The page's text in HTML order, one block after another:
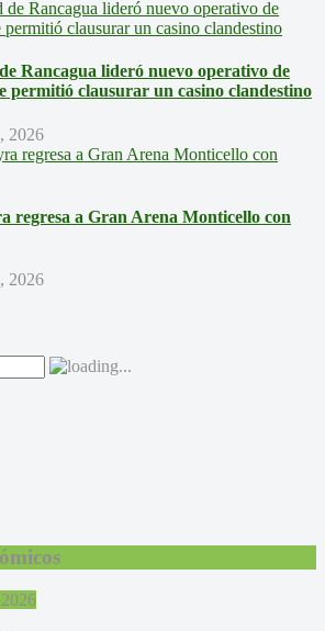
Rancagua lideró nuevo operativo de
permitió clausurar un casino clandestino
2026
regresa a Gran Arena Monticello con
2026